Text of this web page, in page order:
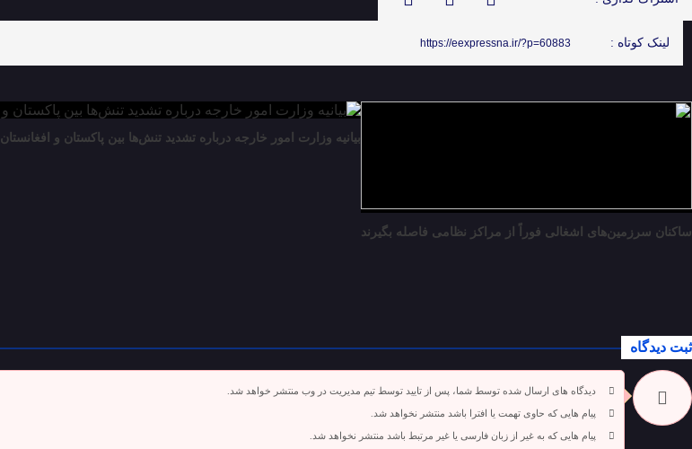
لینک کوتاه : https://eexpressna.ir/?p=60883
ساکنان سرزمین‌های اشغالی فوراً از مراکز نظامی فاصله بگیرند
بیانیه وزارت امور خارجه درباره تشدید تنش‌ها بین پاکستان و افغانستان
ثبت دیدگاه
دیدگاه های ارسال شده توسط شما، پس از تایید توسط تیم مدیریت در وب منتشر خواهد شد.
پیام هایی که حاوی تهمت یا افترا باشد منتشر نخواهد شد.
پیام هایی که به غیر از زبان فارسی یا غیر مرتبط باشد منتشر نخواهد شد.